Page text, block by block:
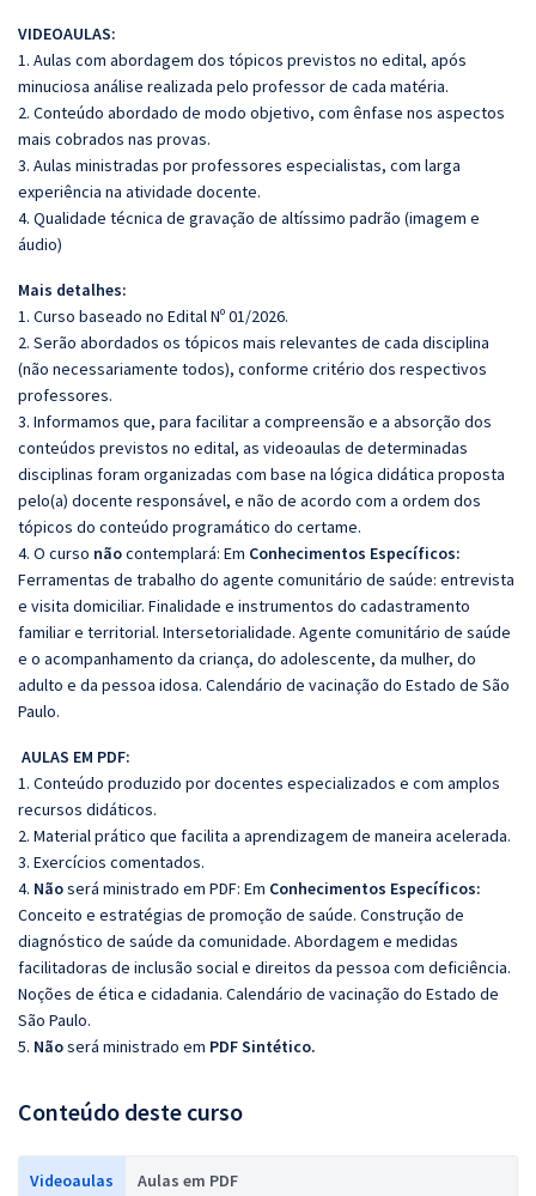
VIDEOAULAS:
1. Aulas com abordagem dos tópicos previstos no edital, após
minuciosa análise realizada pelo professor de cada matéria.
2. Conteúdo abordado de modo objetivo, com ênfase nos aspectos
mais cobrados nas provas.
3. Aulas ministradas por professores especialistas, com larga
experiência na atividade docente.
4. Qualidade técnica de gravação de altíssimo padrão (imagem e
áudio)
Mais detalhes:
1. Curso baseado no Edital Nº 01/2026.
2. Serão abordados os tópicos mais relevantes de cada disciplina
(não necessariamente todos), conforme critério dos respectivos
professores.
3. Informamos que, para facilitar a compreensão e a absorção dos
conteúdos previstos no edital, as videoaulas de determinadas
disciplinas foram organizadas com base na lógica didática proposta
pelo(a) docente responsável, e não de acordo com a ordem dos
tópicos do conteúdo programático do certame.
4. O curso nãocontemplará: Em Conhecimentos Específicos:
Ferramentas de trabalho do agente comunitário de saúde: entrevista
e visita domiciliar. Finalidade e instrumentos do cadastramento
familiar e territorial. Intersetorialidade. Agente comunitário de saúde
e o acompanhamento da criança, do adolescente, da mulher, do
adulto e da pessoa idosa. Calendário de vacinação do Estado de São
Paulo.
AULAS EM PDF:
1. Conteúdo produzido por docentes especializados e com amplos
recursos didáticos.
2. Material prático que facilita a aprendizagem de maneira acelerada.
3. Exercícios comentados.
4. Nãoserá ministrado em PDF: Em Conhecimentos Específicos:
Conceito e estratégias de promoção de saúde. Construção de
diagnóstico de saúde da comunidade. Abordagem e medidas
facilitadoras de inclusão social e direitos da pessoa com deficiência.
Noções de ética e cidadania. Calendário de vacinação do Estado de
São Paulo.
5. Nãoserá ministrado em PDF Sintético.
Conteúdo deste curso
Videoaulas Aulas em PDF